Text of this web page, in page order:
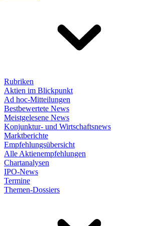
Rubriken
Aktien im Blickpunkt
Ad hoc-Mitteilungen
Bestbewertete News
Meistgelesene News
Konjunktur- und Wirtschaftsnews
Marktberichte
Empfehlungsübersicht
Alle Aktienempfehlungen
Chartanalysen
IPO-News
Termine
Themen-Dossiers